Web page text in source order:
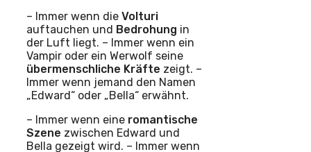
– Immer wenn die Volturi
auftauchen und Bedrohung in
der Luft liegt. – Immer wenn ein
Vampir oder ein Werwolf seine
übermenschliche Kräfte zeigt. –
Immer wenn jemand den Namen
„Edward“ oder „Bella“ erwähnt.
– Immer wenn eine romantische
Szene zwischen Edward und
Bella gezeigt wird. – Immer wenn